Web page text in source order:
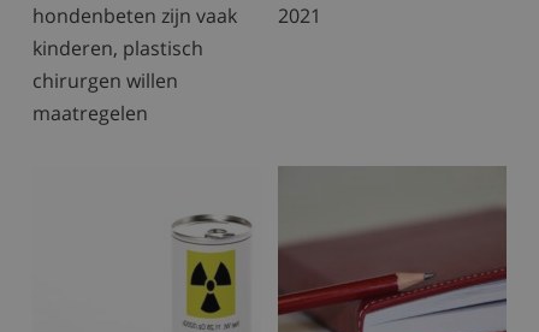
hondenbeten zijn vaak
kinderen, plastisch
chirurgen willen
maatregelen
2021